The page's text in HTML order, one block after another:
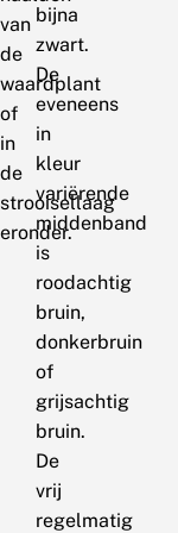
van
de
waardplant
of
in
de
strooisellaag
eronder.
bijna
zwart.
De
eveneens
in
kleur
variërende
middenband
is
roodachtig
bruin,
donkerbruin
of
grijsachtig
bruin.
De
vrij
regelmatig